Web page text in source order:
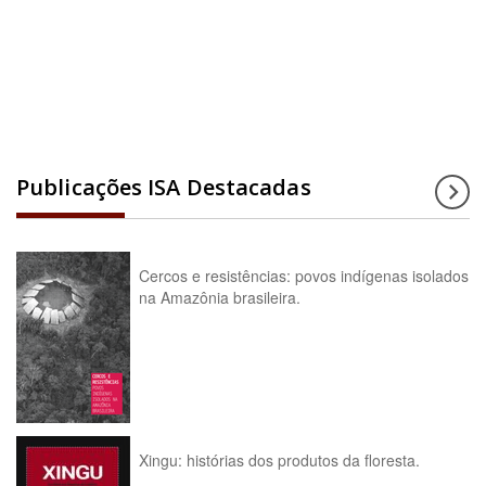
Publicações ISA Destacadas
Cercos e resistências: povos indígenas isolados
na Amazônia brasileira.
Xingu: histórias dos produtos da floresta.